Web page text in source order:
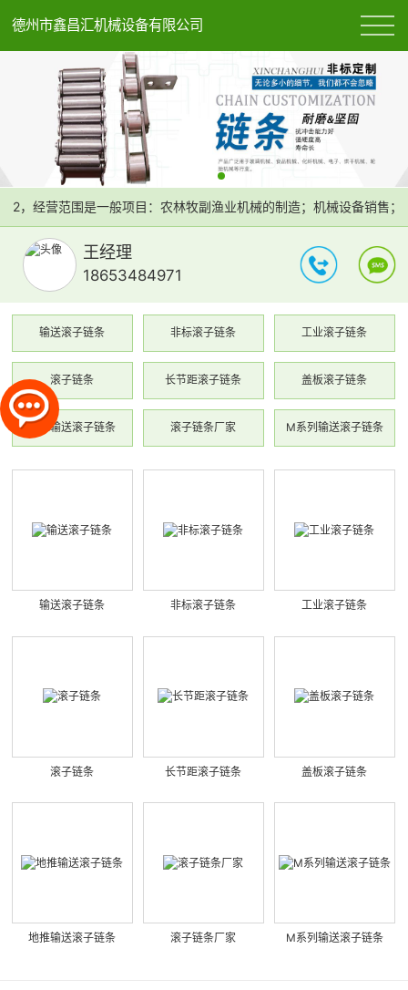
德州市鑫昌汇机械设备有限公司
经营范围是一般项目：农林牧副渔业机械的制造；机械设备销售
王经理
18653484971
输送滚子链条 非标滚子链条 工业滚子链条
滚子链条 长节距滚子链条 盖板滚子链条
地推输送滚子链条 滚子链条厂家 M系列输送滚子链条
输送滚子链条 非标滚子链条 工业滚子链条
滚子链条 长节距滚子链条 盖板滚子链条
地推输送滚子链条 滚子链条厂家 M系列输送滚子链条